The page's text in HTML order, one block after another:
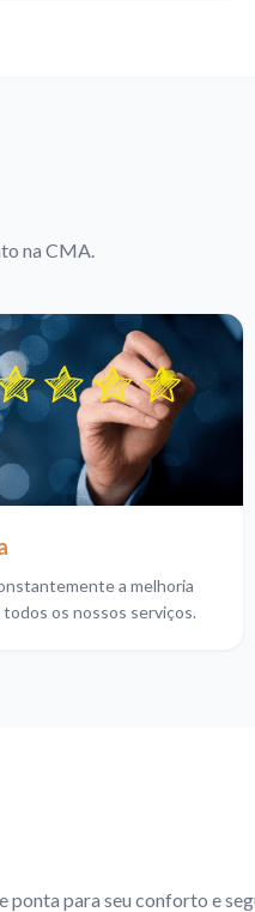
na CMA.
a melhoria
os nossos serviços.
para seu conforto e